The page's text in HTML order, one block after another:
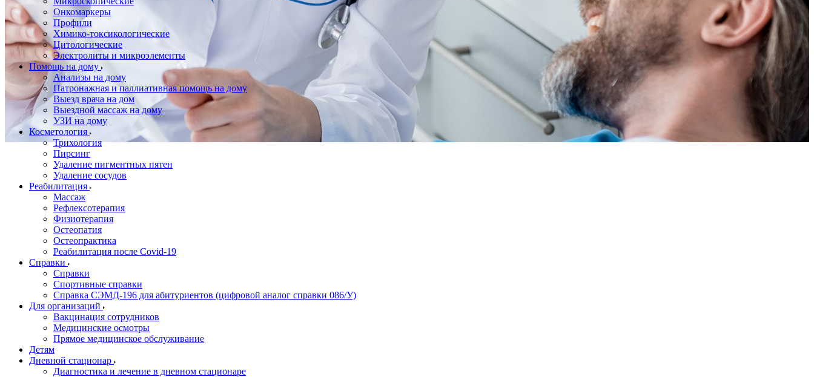
Онкомаркеры
Профили
Химико-токсикологические
Цитологические
Электролиты и микроэлементы
Помощь на дому
Анализы на дому
Патронажная и паллиативная помощь на дому
Выезд врача на дом
Выездной массаж на дому
УЗИ на дому
Косметология
Трихология
Пирсинг
Удаление пигментных пятен
Удаление сосудов
Реабилитация
Массаж
Рефлексотерапия
Физиотерапия
Остеопатия
Остеопрактика
Реабилитация после Covid-19
Справки
Справки
Спортивные справки
Справка СЭМД‑196 для абитуриентов (цифровой аналог справки 086/У)
Для организаций
Вакцинация сотрудников
Медицинские осмотры
Прямое медицинское обслуживание
Детям
Дневной стационар
Диагностика и лечение в дневном стационаре